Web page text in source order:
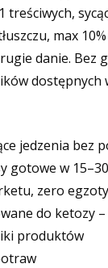
treściwych,
max
danie. Bez
dostępnych
jedzenia bez
gotowe w
zero
do ketozy –
produktów